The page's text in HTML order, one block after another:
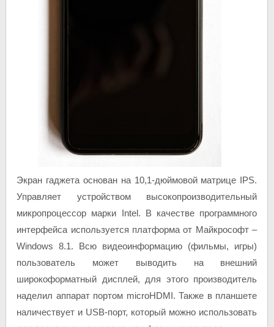
Экран гаджета основан на 10,1-дюймовой матрице IPS.
Управляет устройством высокопроизводительный
микропроцессор марки Intel. В качестве программного
интерфейса используется платформа от Майкрософт –
Windows 8.1. Всю видеоинформацию (фильмы, игры)
пользователь может выводить на внешний
широкоформатный дисплей, для этого производитель
наделил аппарат портом microHDMI. Также в планшете
наличествует и USB-порт, который можно использовать